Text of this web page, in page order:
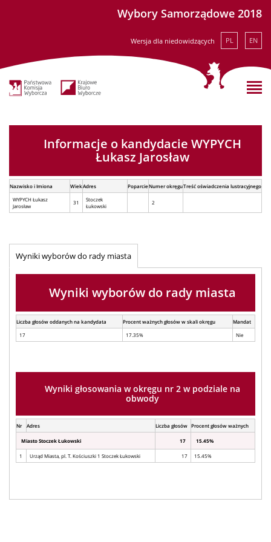
Wybory Samorządowe 2018
Wersja dla niedowidzących PL EN
Informacje o kandydacie WYPYCH
Łukasz Jarosław
Nazwisko i Imiona WiekAdres PoparcieNumer okręguTreść oświadczenia lustracyjnego
WYPYCH Łukasz
Jarosław
31
Stoczek
Łukowski
2
Wyniki wyborów do rady miasta
Wyniki wyborów do rady miasta
Liczba głosów oddanych na kandydata Procent ważnych głosów w skali okręgu
Mandat
17
17.35% Nie
Wyniki głosowania w okręgu nr 2 w podziale na
obwody
Nr Adres Liczba głosów Procent głosów ważnych
Miasto Stoczek Łukowski 17 15.45%
1 Urząd Miasta, pl. T. Kościuszki 1 Stoczek Łukowski 17 15.45%